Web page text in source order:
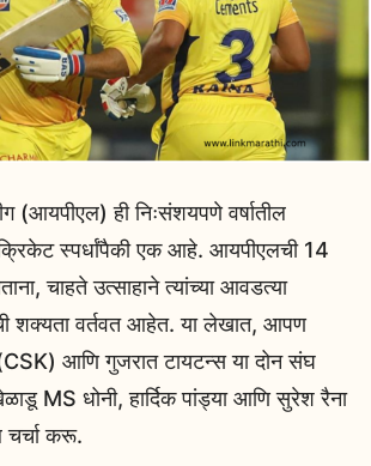
(आयपीएल) ही निःसंशयपणे वर्षातील
क्रिकेट स्पर्धांपैकी एक आहे. आयपीएलची 14
चाहते उत्साहाने त्यांच्या आवडत्या
शक्यता वर्तवत आहेत. या लेखात, आपण
आणि गुजरात टायटन्स या दोन संघ
MS धोनी, हार्दिक पांड्या आणि सुरेश रैना
चर्चा करू.